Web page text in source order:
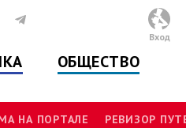
ОБЩЕСТВО
Вход
НА ПОРТАЛЕ РЕВИЗОР